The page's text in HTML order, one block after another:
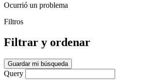
Ocurrió un problema
Filtros
Filtrar y ordenar
Guardar mi búsqueda
Query